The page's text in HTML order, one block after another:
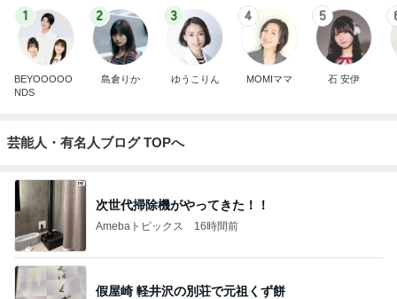
1
BEYOOOOO
NDS
2
島倉りか
3
ゆうこりん
4
MOMIママ
5
石 安伊
芸能人・有名人ブログ TOPへ
次世代掃除機がやってきた！！
Amebaトピックス 16時間前
假屋崎 軽井沢の別荘で元祖くず餅